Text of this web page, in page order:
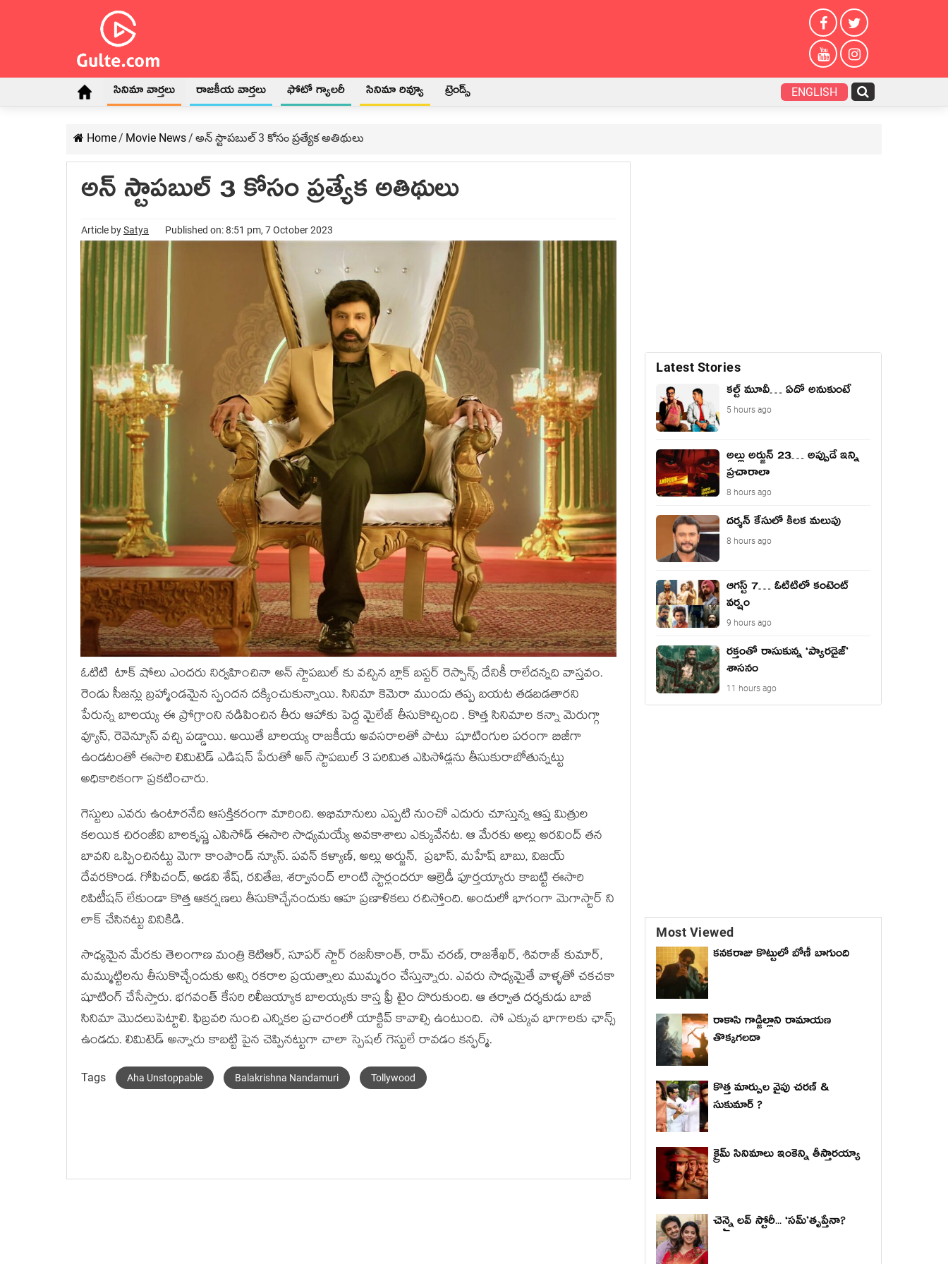
సినిమా వార్తలు రాజకీయ వార్తలు ఫోటో గ్యాలరీ సినిమా రివ్యూ ట్రెండ్స్ ENGLISH
Home/ Movie News/ అన్ స్టాపబుల్ 3 కోసం ప్రత్యేక అతిథులు
అన్ స్టాపబుల్ 3 కోసం ప్రత్యేక అతిథులు
Article bySatya Published on: 8:51 pm, 7 October 2023
ఓటిటి టాక్ షోలు ఎందరు నిర్వహించినా అన్ స్టాపబుల్ కు వచ్చిన బ్లాక్ బస్టర్ రెస్పాన్స్ దేనికీ రాలేదన్నది వాస్తవం.
రెండు సీజన్లు బ్రహ్మాండమైన స్పందన దక్కించుకున్నాయి. సినిమా కెమెరా ముందు తప్ప బయట తడబడతారని
పేరున్న బాలయ్య ఈ ప్రోగ్రాంని నడిపించిన తీరు ఆహాకు పెద్ద మైలేజ్ తీసుకొచ్చింది . కొత్త సినిమాల కన్నా మెరుగ్గా
వ్యూస్, రెవెన్యూస్ వచ్చి పడ్డాయి. అయితే బాలయ్య రాజకీయ అవసరాలతో పాటు షూటింగుల పరంగా బిజీగా
ఉండటంతో ఈసారి లిమిటెడ్ ఎడిషన్ పేరుతో అన్ స్టాపబుల్ 3 పరిమిత ఎపిసోడ్లను తీసుకురాబోతున్నట్టు
అధికారికంగా ప్రకటించారు.
గెస్టులు ఎవరు ఉంటారనేది ఆసక్తికరంగా మారింది. అభిమానులు ఎప్పటి నుంచో ఎదురు చూస్తున్న ఆప్త మిత్రుల
కలయిక చిరంజీవి బాలకృష్ణ ఎపిసోడ్ ఈసారి సాధ్యమయ్యే అవకాశాలు ఎక్కువేనట. ఆ మేరకు అల్లు అరవింద్ తన
బావని ఒప్పించినట్టు మెగా కాంపౌండ్ న్యూస్. పవన్ కళ్యాణ్, అల్లు అర్జున్, ప్రభాస్, మహేష్ బాబు, విజయ్
దేవరకొండ. గోపిచంద్, అడవి శేష్, రవితేజ, శర్వానంద్ లాంటి స్టార్లందరూ ఆల్రెడీ పూర్తయ్యారు కాబట్టి ఈసారి
రిపిటీషన్ లేకుండా కొత్త ఆకర్షణలు తీసుకొచ్చేనందుకు ఆహ ప్రణాళికలు రచిస్తోంది. అందులో భాగంగా మెగాస్టార్ ని
లాక్ చేసినట్టు వినికిడి.
సాధ్యమైన మేరకు తెలంగాణ మంత్రి కెటిఆర్, సూపర్ స్టార్ రజనీకాంత్, రామ్ చరణ్, రాజశేఖర్, శివరాజ్ కుమార్,
మమ్ముట్టిలను తీసుకొచ్చేందుకు అన్ని రకరాల ప్రయత్నాలు ముమ్మరం చేస్తున్నారు. ఎవరు సాధ్యమైతే వాళ్ళతో చకచకా
షూటింగ్ చేసేస్తారు. భగవంత్ కేసరి రిలీజయ్యాక బాలయ్యకు కాస్త ఫ్రీ టైం దొరుకుంది. ఆ తర్వాత దర్శకుడు బాబీ
సినిమా మొదలుపెట్టాలి. ఫిబ్రవరి నుంచి ఎన్నికల ప్రచారంలో యాక్టివ్ కావాల్సి ఉంటుంది. సో ఎక్కువ భాగాలకు ఛాన్స్
ఉండదు. లిమిటెడ్ అన్నారు కాబట్టి పైన చెప్పినట్టుగా చాలా స్పెషల్ గెస్టులే రావడం కన్ఫర్మ్.
Tags Aha Unstoppable Balakrishna Nandamuri Tollywood
Latest Stories
కల్ట్ మూవీ… ఏదో అనుకుంటే
5 hours ago
అల్లు అర్జున్ 23… అప్పుడే ఇన్ని
ప్రచారాలా
8 hours ago
దర్శన్ కేసులో కీలక మలుపు
8 hours ago
ఆగస్ట్ 7… ఓటిటిలో కంటెంట్
వర్షం
9 hours ago
రక్తంతో రాసుకున్న ‘ప్యారడైజ్’
శాసనం
11 hours ago
Most Viewed
కనకరాజు కొట్టులో బోణీ బాగుంది
రాకాసి గాడ్జిల్లాని రామాయణ
తొక్కగలదా
కొత్త మార్పుల వైపు చరణ్ &
సుకుమార్ ?
క్రైమ్ సినిమాలు ఇంకెన్ని తీస్తారయ్యా
చెన్నై లవ్ స్టోరీ... ‘సమ్’తృప్తేనా?